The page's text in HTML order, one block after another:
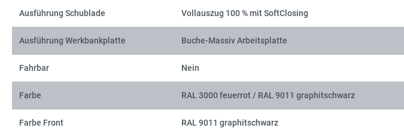
Ausführung Schublade Vollauszug 100 % mit SoftClosing
Ausführung Werkbankplatte Buche-Massiv Arbeitsplatte
Fahrbar Nein
Farbe RAL 3000 feuerrot / RAL 9011 graphitschwarz
Farbe Front RAL 9011 graphitschwarz